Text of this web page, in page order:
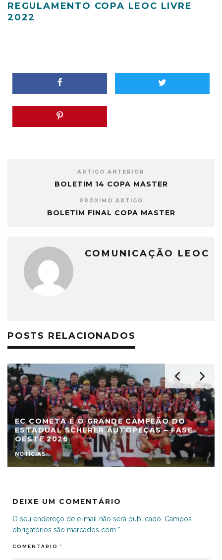
REGULAMENTO COPA LEOC LIVRE
2022
ARTIGO ANTERIOR
BOLETIM 14 COPA MASTER
PRÓXIMO ARTIGO
BOLETIM FINAL COPA MASTER
COMUNICAÇÃO LEOC
POSTS RELACIONADOS
EC COMETA É O GRANDE CAMPEÃO DO
ESTADUAL SCHERER AUTOPEÇAS – FASE
OESTE 2026
NOTÍCIAS
DEIXE UM COMENTÁRIO
O seu endereço de e-mail não será publicado. Campos
obrigatórios são marcados com *
COMENTÁRIO *